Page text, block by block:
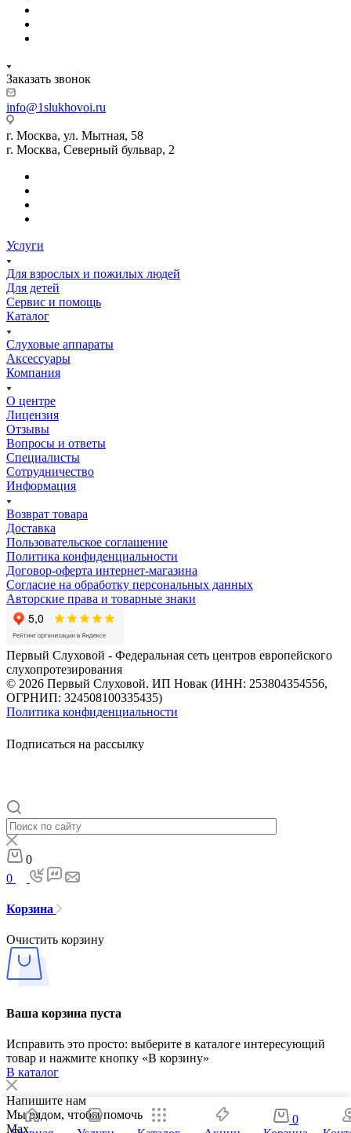
Заказать звонок
info@1slukhovoi.ru
г. Москва, ул. Мытная, 58
г. Москва, Северный бульвар, 2
Услуги
Для взрослых и пожилых людей
Для детей
Сервис и помощь
Каталог
Слуховые аппараты
Аксессуары
Компания
О центре
Лицензия
Отзывы
Вопросы и ответы
Специалисты
Сотрудничество
Информация
Возврат товара
Доставка
Пользовательское соглашение
Политика конфиденциальности
Договор-оферта интернет-магазина
Согласие на обработку персональных данных
Авторские права и товарные знаки
Первый Слуховой - Федеральная сеть центров европейского
слухопротезирования
© 2026 Первый Слуховой. ИП Новак (ИНН: 253804354556,
ОГРНИП: 324508100335435)
Политика конфиденциальности
Подписаться на рассылку
0
0
Корзина
Очистить корзину
Ваша корзина пуста
Исправить это просто: выберите в каталоге интересующий
товар и нажмите кнопку «В корзину»
В каталог
0
Напишите нам
Мы рядом, чтобы помочь
Max